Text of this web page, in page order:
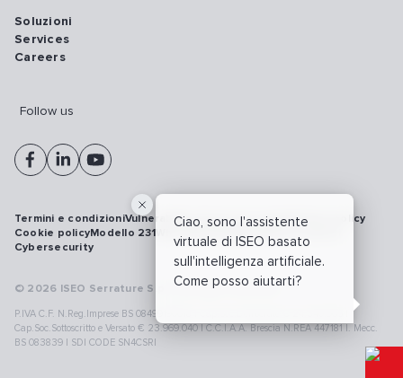
Ciao, sono l'assistente
virtuale di ISEO basato
sull'intelligenza artificiale.
Come posso aiutarti?
Soluzioni
Services
Careers
Follow us
© 2026 ISEO Serrature S.p.A. All right reserved
P.IVA C.F. N.Reg.Imprese BS 08499190018 | Cap.Soc.Deliberato € 24.340.965 |
Cap.Soc.Sottoscritto e Versato € 23.969.040 | C.C.I.A.A. Brescia N.REA 447181 |. Mecc.
BS 083839 | SDI CODE SN4CSRI
Termini e condizioniVulnerability disclosure policyPrivacy policy
Cookie policyModello 231WhistleblowingRichiamo prodotti
Cybersecurity